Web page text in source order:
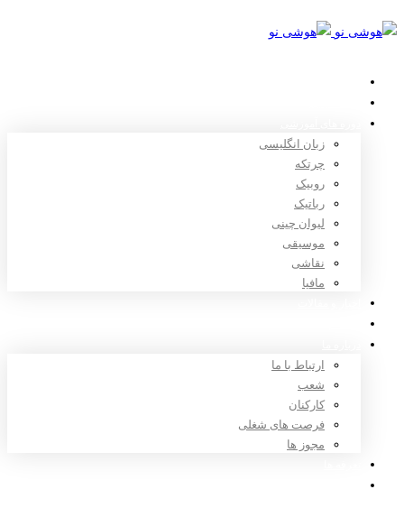
زبان انگلیسی
چرتکه
روبیک
رباتیک
لیوان چینی
موسیقی
نقاشی
مافیا
ارتباط با ما
شعب
کارکنان
فرصت های شغلی
مجوز ها